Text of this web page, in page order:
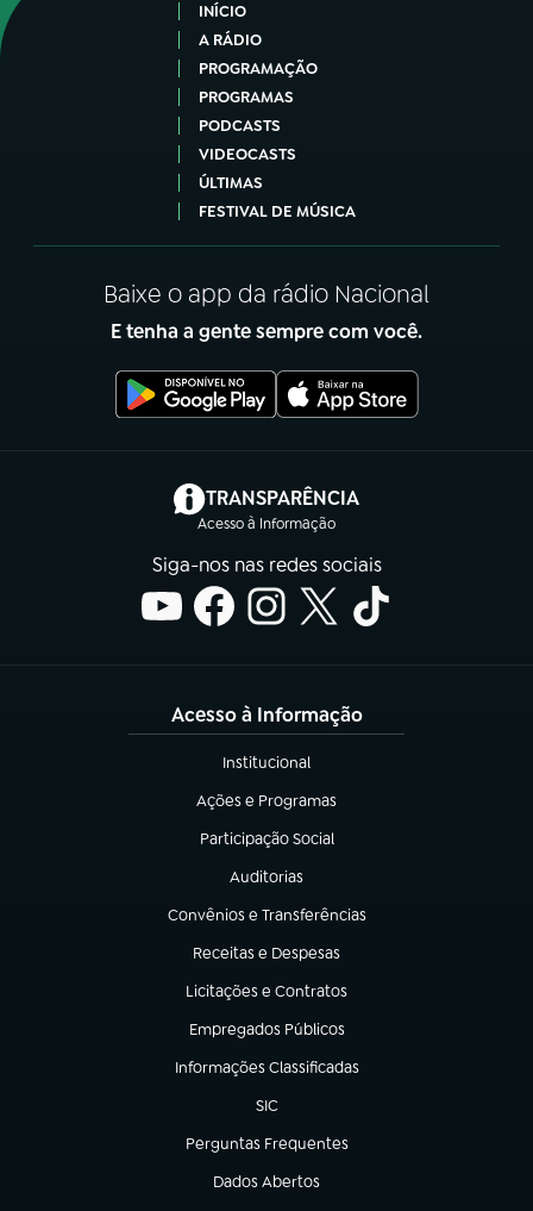
INÍCIO
A RÁDIO
PROGRAMAÇÃO
PROGRAMAS
PODCASTS
VIDEOCASTS
ÚLTIMAS
FESTIVAL DE MÚSICA
Baixe o app da rádio Nacional
E tenha a gente sempre com você.
TRANSPARÊNCIA
Acesso à Informação
(abre em nova aba)
Siga-nos nas redes sociais
Acesso à Informação
Institucional
(abre em nova aba)
Ações e Programas
(abre em nova aba)
Participação Social
(abre em nova aba)
Auditorias
(abre em nova aba)
Convênios e Transferências
(abre em nova aba)
Receitas e Despesas
(abre em nova aba)
Licitações e Contratos
(abre em nova aba)
Empregados Públicos
(abre em nova aba)
Informações Classificadas
(abre em nova aba)
SIC
(abre em nova aba)
Perguntas Frequentes
(abre em nova aba)
Dados Abertos
(abre em nova aba)